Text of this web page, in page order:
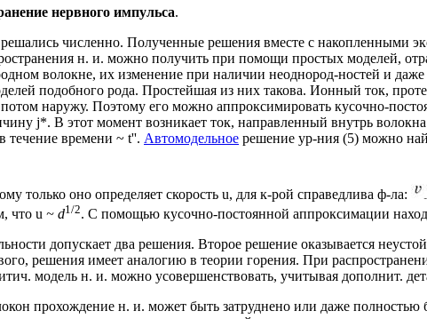
нение нервного импульса.
численно. Полученные решения вместе с накопленными
н. и. можно получить при помощи простых моделей,
волокне, их изменение при наличии неоднород-ностей и
подобного рода. Простейшая из них такова. Ионный ток,
наружу. Поэтому его можно аппроксимировать кусочно-
j*. В этот момент возникает ток, направленный внутрь
течение времени ~ t''. Автомодельное решение ур-ния (5) можно
только оно определяет скорость u, для к-рой справедлива ф-ла:
что u ~ d1/2. С помощью кусочно-постоянной аппроксимации
допускает два решения. Второе решение оказывается
решения имеет аналогию в теории горения. При
модель н. и. можно усовершенствовать, учитывая дополнит.
прохождение н. и. может быть затруднено или даже